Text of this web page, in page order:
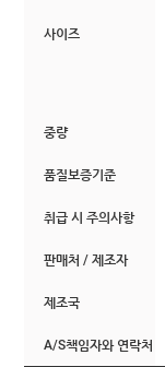
사이즈
중량
품질보증기준
취급 시 주의사항
판매처 / 제조자
제조국
A/S책임자와 연락처